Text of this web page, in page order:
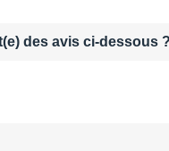
des avis ci-dessous ?